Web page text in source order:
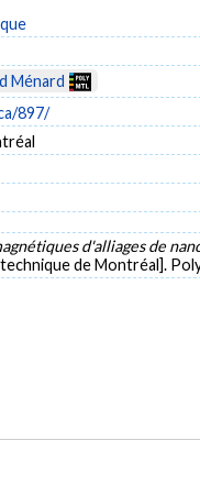
Ménard
897/
d'alliages de
de Montréal].